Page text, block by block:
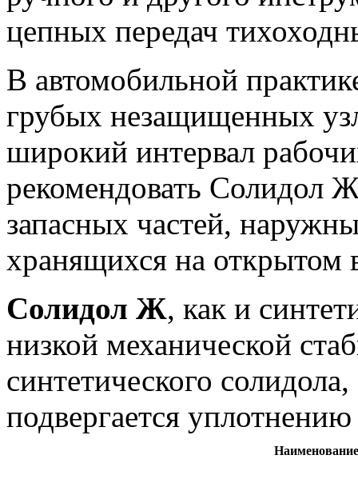
цепных передач
В автомобильной
грубых незащищенных
широкий интервал
рекомендовать Солидол
запасных частей,
хранящихся на
Солидол Ж, как и
низкой механической
синтетического солидола,
подвергается